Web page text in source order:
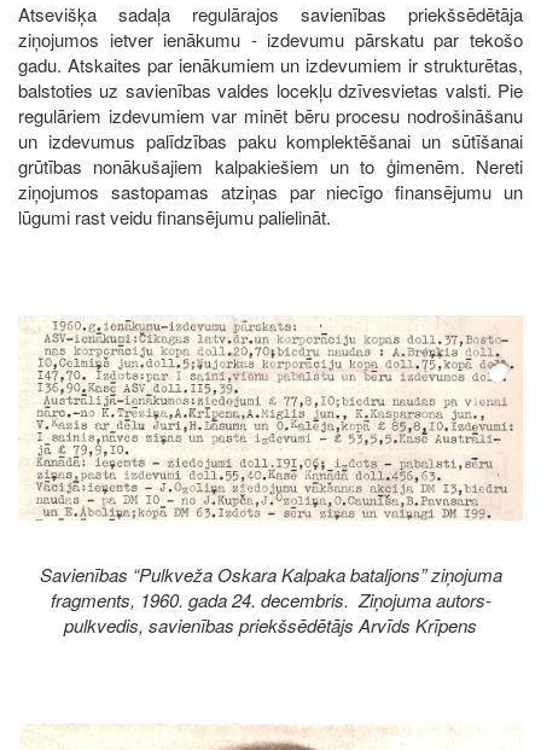
Atsevišķa sadaļa regulārajos savienības priekšsēdētāja
ziņojumos ietver ienākumu - izdevumu pārskatu par tekošo
gadu. Atskaites par ienākumiem un izdevumiem ir strukturētas,
balstoties uz savienības valdes locekļu dzīvesvietas valsti. Pie
regulāriem izdevumiem var minēt bēru procesu nodrošināšanu
un izdevumus palīdzības paku komplektēšanai un sūtīšanai
grūtības nonākušajiem kalpakiešiem un to ģimenēm. Nereti
ziņojumos sastopamas atziņas par niecīgo finansējumu un
lūgumi rast veidu finansējumu palielināt.
Image
Savienības “Pulkveža Oskara Kalpaka bataljons” ziņojuma
fragments, 1960. gada 24. decembris. Ziņojuma autors-
pulkvedis, savienības priekšsēdētājs Arvīds Krīpens
Image